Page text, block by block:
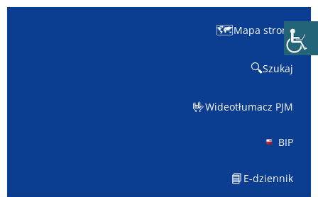
🗺️Mapa strony
🔍Szukaj
🤟Wideotłumacz PJM
BIP
📘 E-dziennik